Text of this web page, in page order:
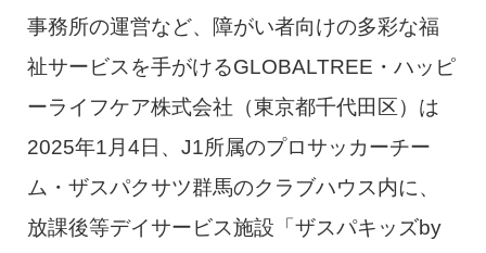
事務所の運営など、障がい者向けの多彩な福
祉サービスを手がけるGLOBALTREE・ハッピ
ーライフケア株式会社（東京都千代田区）は
2025年1月4日、J1所属のプロサッカーチー
ム・ザスパクサツ群馬のクラブハウス内に、
放課後等デイサービス施設「ザスパキッズby